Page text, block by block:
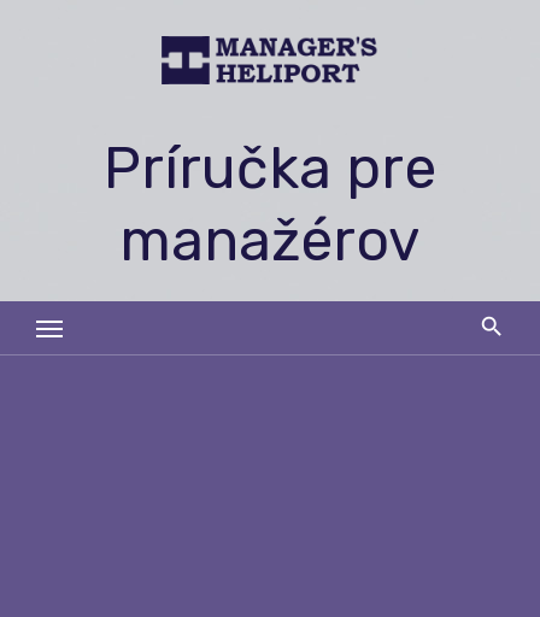
Príručka pre
manažérov